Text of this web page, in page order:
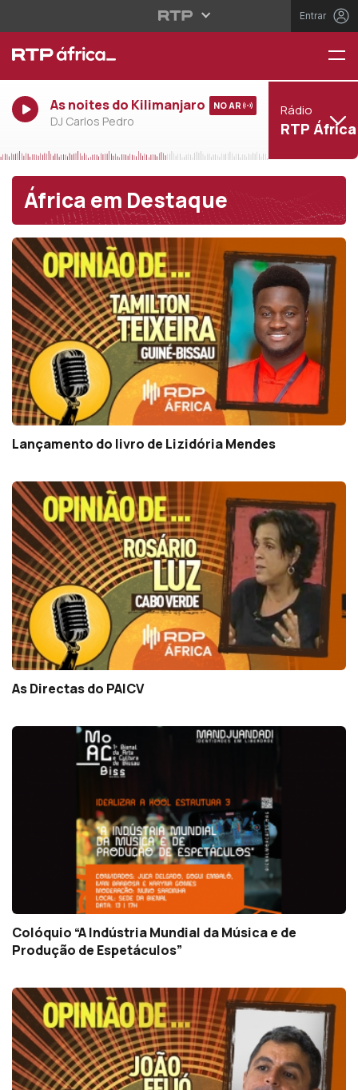
Entrar
As noites do Kilimanjaro
DJ Carlos Pedro
NO AR Rádio
RTP África
África em Destaque
Lançamento do livro de Lizidória Mendes
As Directas do PAICV
Colóquio “A Indústria Mundial da Música e de
Produção de Espetáculos”